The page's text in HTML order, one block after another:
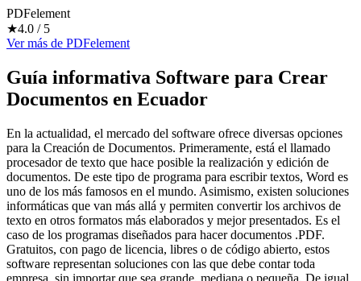
PDFelement
★4.0 / 5
Ver más de PDFelement
Guía informativa Software para Crear
Documentos en Ecuador
En la actualidad, el mercado del software ofrece diversas opciones
para la Creación de Documentos. Primeramente, está el llamado
procesador de texto que hace posible la realización y edición de
documentos. De este tipo de programa para escribir textos, Word es
uno de los más famosos en el mundo. Asimismo, existen soluciones
informáticas que van más allá y permiten convertir los archivos de
texto en otros formatos más elaborados y mejor presentados. Es el
caso de los programas diseñados para hacer documentos .PDF.
Gratuitos, con pago de licencia, libres o de código abierto, estos
software representan soluciones con las que debe contar toda
empresa, sin importar que sea grande, mediana o pequeña. De igual